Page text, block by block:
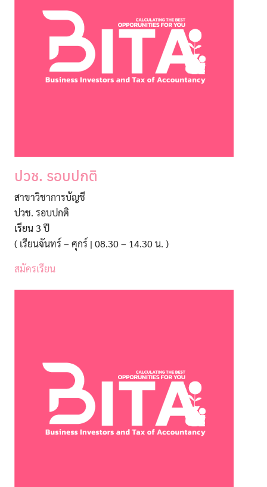
ปวช. รอบปกติ
สาขาวิชาการบัญชี
ปวช. รอบปกติ
เรียน 3 ปี
( เรียนจันทร์ – ศุกร์ | 08.30 – 14.30 น. )
สมัครเรียน